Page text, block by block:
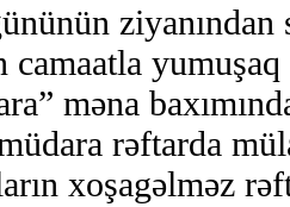
yumuşaq
məna
rəftarda
xoşagəlməz